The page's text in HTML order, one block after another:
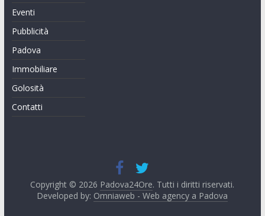
Eventi
Pubblicità
Padova
Immobiliare
Golosità
Contatti
Copyright © 2026 Padova24Ore. Tutti i diritti riservati.
Developed by: Omniaweb - Web agency a Padova